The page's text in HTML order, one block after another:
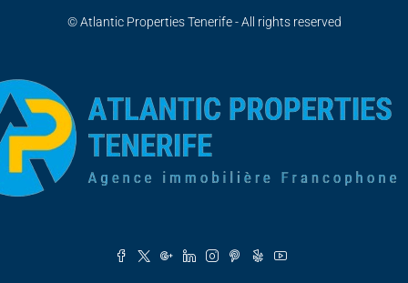
© Atlantic Properties Tenerife - All rights reserved